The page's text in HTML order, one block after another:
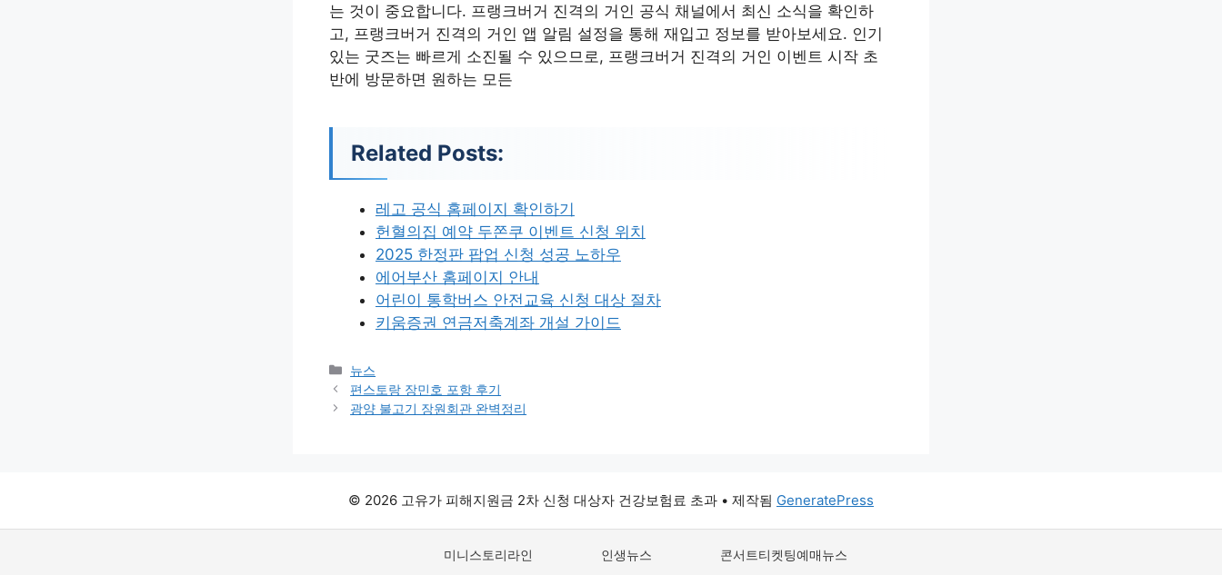
는 것이 중요합니다. 프랭크버거 진격의 거인 공식 채널에서 최신 소식을 확인하
고, 프랭크버거 진격의 거인 앱 알림 설정을 통해 재입고 정보를 받아보세요. 인기
있는 굿즈는 빠르게 소진될 수 있으므로, 프랭크버거 진격의 거인 이벤트 시작 초
반에 방문하면 원하는 모든
Related Posts:
레고 공식 홈페이지 확인하기
헌혈의집 예약 두쫀쿠 이벤트 신청 위치
2025 한정판 팝업 신청 성공 노하우
에어부산 홈페이지 안내
어린이 통학버스 안전교육 신청 대상 절차
키움증권 연금저축계좌 개설 가이드
카
테
고
뉴스
편스토랑 장민호 포항 후기
광양 불고기 장원회관 완벽정리
© 2026 고유가 피해지원금 2차 신청 대상자 건강보험료 초과 • 제작됨 GeneratePress
미니스토리라인 인생뉴스 콘서트티켓팅예매뉴스